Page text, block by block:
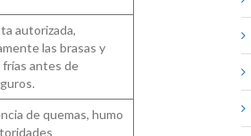
autorizada,
las brasas y
antes de
de quemas, humo